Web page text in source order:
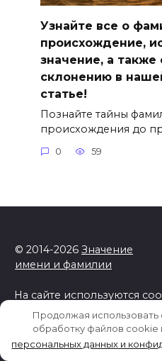
Узнайте все о
происхождение,
значение, а также
склонению в
статье!
Познайте тайны
происхождения до
0 59
© 2014-2026 Значение
имени и фамилии
На сайте используются
статистической
Используя данный веб-
согласие с Политикой
Продолжая использовать
обработку файлов cookie
персональных данных и